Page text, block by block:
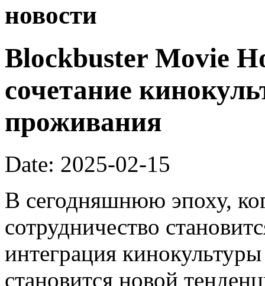
новости
Blockbuster Movie
сочетание
проживания
Date: 2025-02-15
В сегодняшнюю эпоху,
сотрудничество
интеграция
становится новой